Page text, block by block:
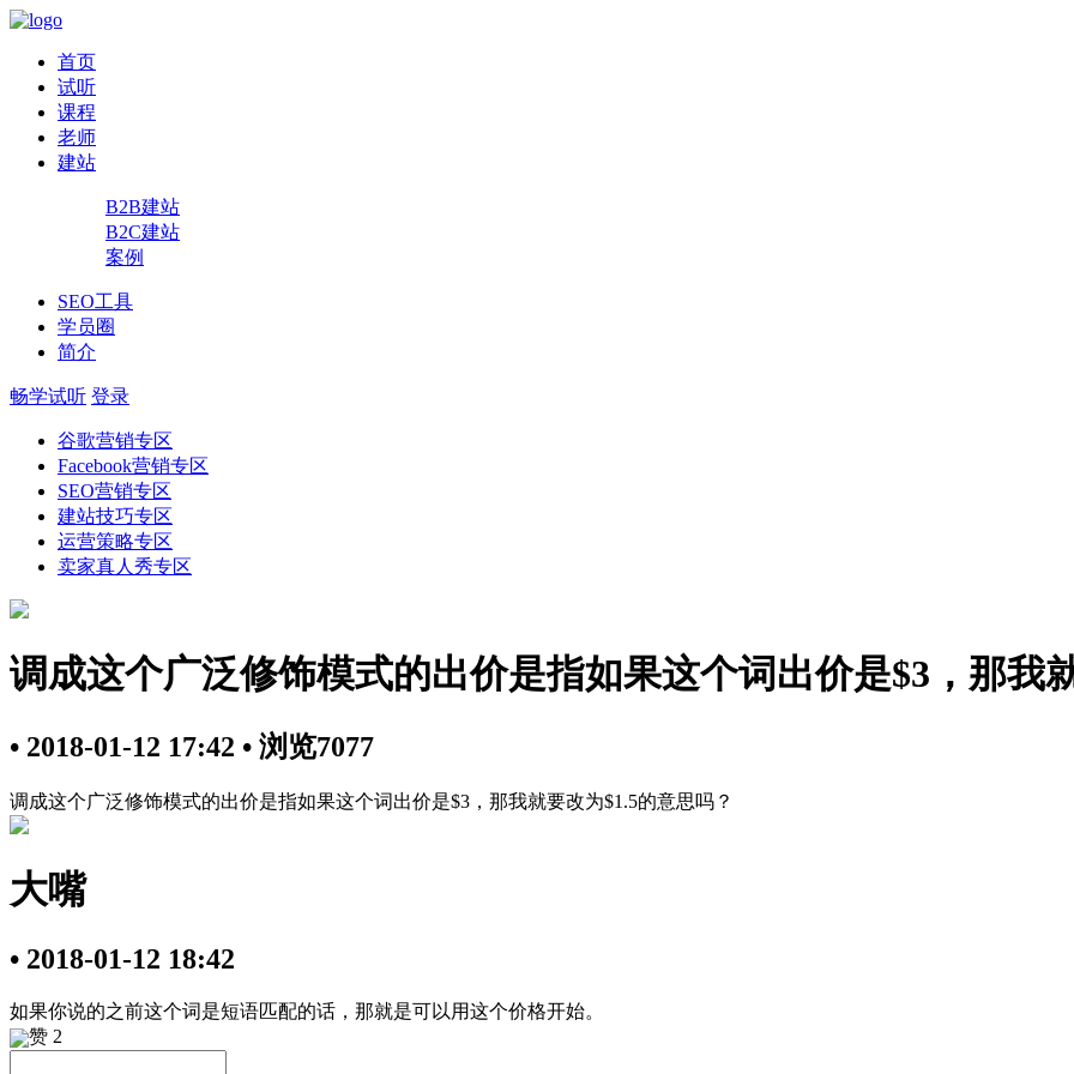
首页
试听
课程
老师
建站
B2B建站
B2C建站
案例
SEO工具
学员圈
简介
畅学试听 登录
谷歌营销专区
Facebook营销专区
SEO营销专区
建站技巧专区
运营策略专区
卖家真人秀专区
调成这个广泛修饰模式的出价是指如果这个词出价是$3，那我
• 2018-01-12 17:42 • 浏览7077
调成这个广泛修饰模式的出价是指如果这个词出价是$3，那我就要改为$1.5的意思吗？
大嘴
• 2018-01-12 18:42
如果你说的之前这个词是短语匹配的话，那就是可以用这个价格开始。
赞 2